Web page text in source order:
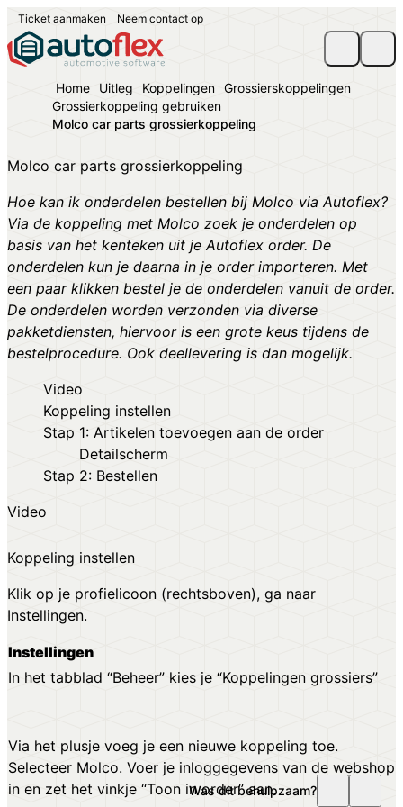
Ticket aanmaken Neem contact op
Was dit behulpzaam?
Home Uitleg Koppelingen Grossierskoppelingen
Grossierkoppeling gebruiken
Molco car parts grossierkoppeling
Molco car parts grossierkoppeling
Hoe kan ik onderdelen bestellen bij Molco via Autoflex?
Via de koppeling met Molco zoek je onderdelen op
basis van het kenteken uit je Autoflex order. De
onderdelen kun je daarna in je order importeren. Met
een paar klikken bestel je de onderdelen vanuit de order.
De onderdelen worden verzonden via diverse
pakketdiensten, hiervoor is een grote keus tijdens de
bestelprocedure. Ook deellevering is dan mogelijk.
Video
Koppeling instellen
Stap 1: Artikelen toevoegen aan de order
Detailscherm
Stap 2: Bestellen
Video
Koppeling instellen
Klik op je profielicoon (rechtsboven), ga naar
Instellingen.
Instellingen
In het tabblad “Beheer” kies je “Koppelingen grossiers”
Via het plusje voeg je een nieuwe koppeling toe.
Selecteer Molco. Voer je inloggegevens van de webshop
in en zet het vinkje “Toon in order” aan.